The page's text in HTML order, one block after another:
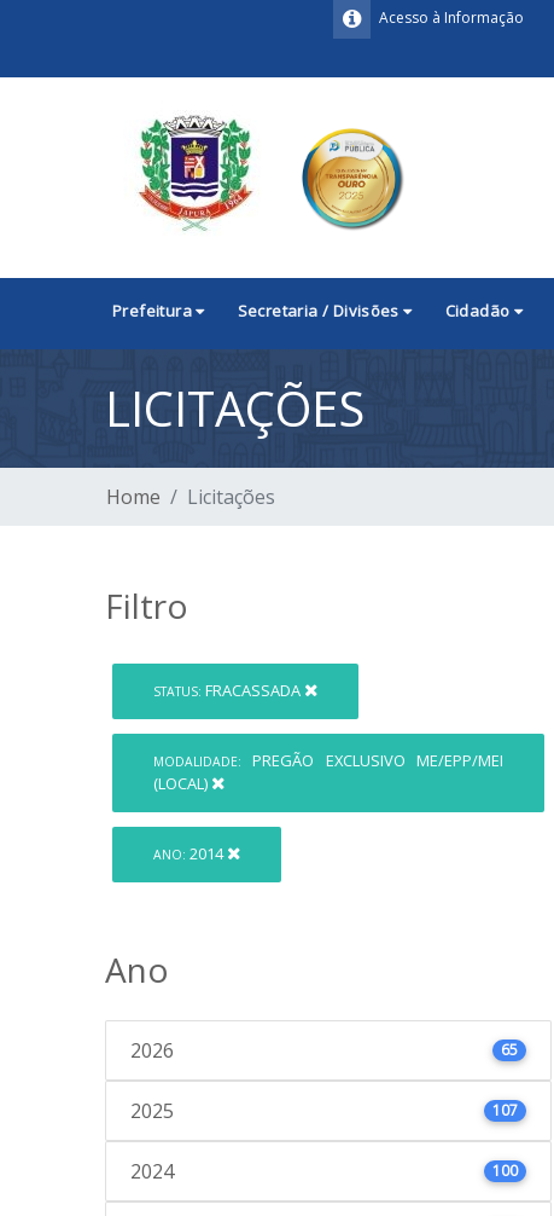
Acesso à Informação
Prefeitura Secretaria / Divisões Cidadão
LICITAÇÕES
Home Licitações
Filtro
STATUS: FRACASSADA
MODALIDADE:
PREGÃO EXCLUSIVO ME/EPP/MEI
(LOCAL)
ANO: 2014
Ano
2026 65
2025 107
2024 100